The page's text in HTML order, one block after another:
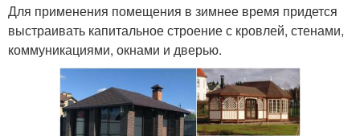
Для применения помещения в зимнее время придется
выстраивать капитальное строение с кровлей, стенами,
коммуникациями, окнами и дверью.